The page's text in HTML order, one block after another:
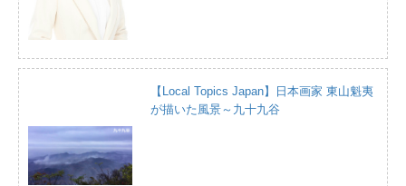
【Local Topics Japan】日本画家 東山魁夷
が描いた風景～九十九谷